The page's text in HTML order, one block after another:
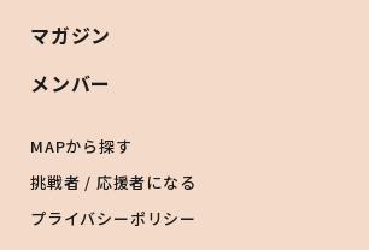
マガジン
メンバー
MAPから探す
挑戦者 / 応援者になる
プライバシーポリシー